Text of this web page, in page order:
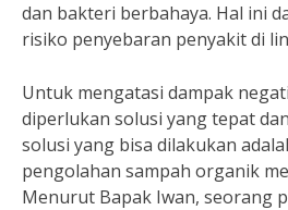
dan bakteri berbahaya. Hal ini
risiko penyebaran penyakit di
Untuk mengatasi dampak
diperlukan solusi yang tepat
solusi yang bisa dilakukan
pengolahan sampah organik
Menurut Bapak Iwan, seorang